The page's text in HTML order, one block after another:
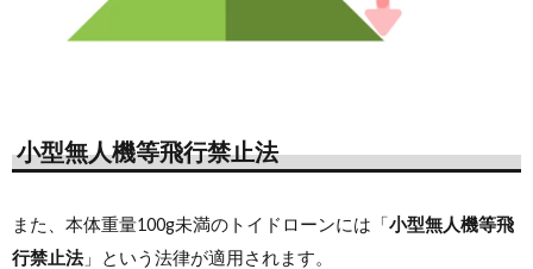
小型無人機等飛行禁止法
また、本体重量100g未満のトイドローンには「小型無人機等飛
行禁止法 」という法律が適用されます。